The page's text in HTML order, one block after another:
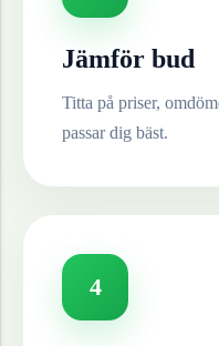
Jämför bud
Titta på priser,
passar dig bäst.
4